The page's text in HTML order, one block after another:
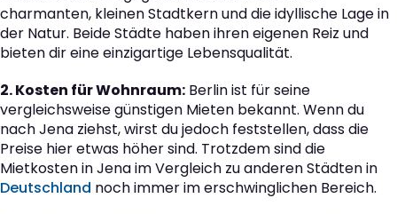
charmanten, kleinen Stadtkern und die idyllische Lage in
der Natur. Beide Städte haben ihren eigenen Reiz und
bieten dir eine einzigartige Lebensqualität.
2. Kosten für Wohnraum: Berlin ist für seine
vergleichsweise günstigen Mieten bekannt. Wenn du
nach Jena ziehst, wirst du jedoch feststellen, dass die
Preise hier etwas höher sind. Trotzdem sind die
Mietkosten in Jena im Vergleich zu anderen Städten in
Deutschland noch immer im erschwinglichen Bereich.